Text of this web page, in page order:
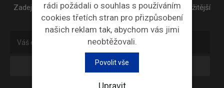
rádi požádali o souhlas s používáním
cookies třetích stran pro přizpůsobení
našich reklam tak, abychom vás jimi
neobtěžovali.
Povolit vše
Upravit
Zadejte váš email a my Vám budeme zasílat ty nejdůležitější
informace, maximálně 1x týdně.
Odebírat